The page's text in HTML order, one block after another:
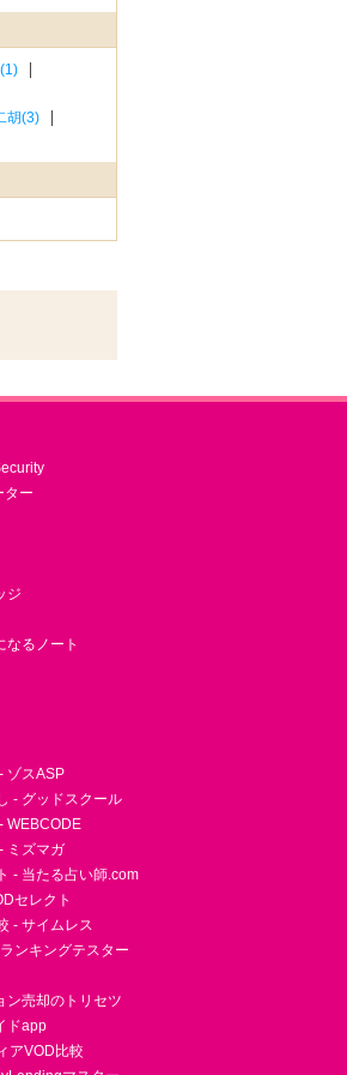
胡(3)
ター
ジ
なるノート
ゾスASP
- グッドスクール
WEBCODE
ミズマガ
- 当たる占い師.com
セレクト
- サイムレス
ンキングテスター
ン売却のトリセツ
ドapp
アVOD比較